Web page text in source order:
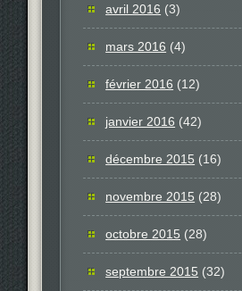
avril 2016 (3)
mars 2016 (4)
février 2016 (12)
janvier 2016 (42)
décembre 2015 (16)
novembre 2015 (28)
octobre 2015 (28)
septembre 2015 (32)